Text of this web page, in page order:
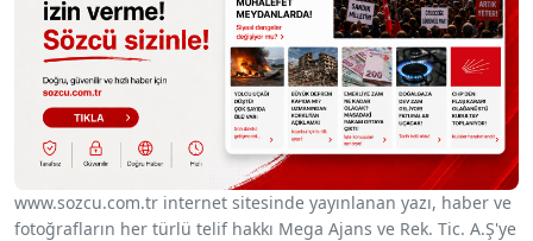
www.sozcu.com.tr internet sitesinde yayınlanan yazı, haber ve
fotoğrafların her türlü telif hakkı Mega Ajans ve Rek. Tic. A.Ş'ye